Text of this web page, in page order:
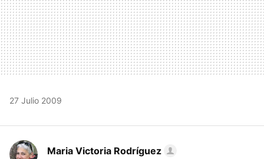
27 Julio 2009
Maria Victoria Rodríguez